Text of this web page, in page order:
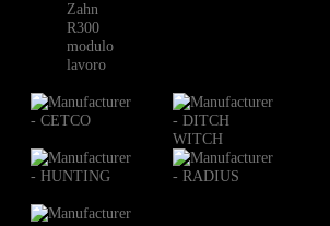
Zahn
R300
modulo
lavoro